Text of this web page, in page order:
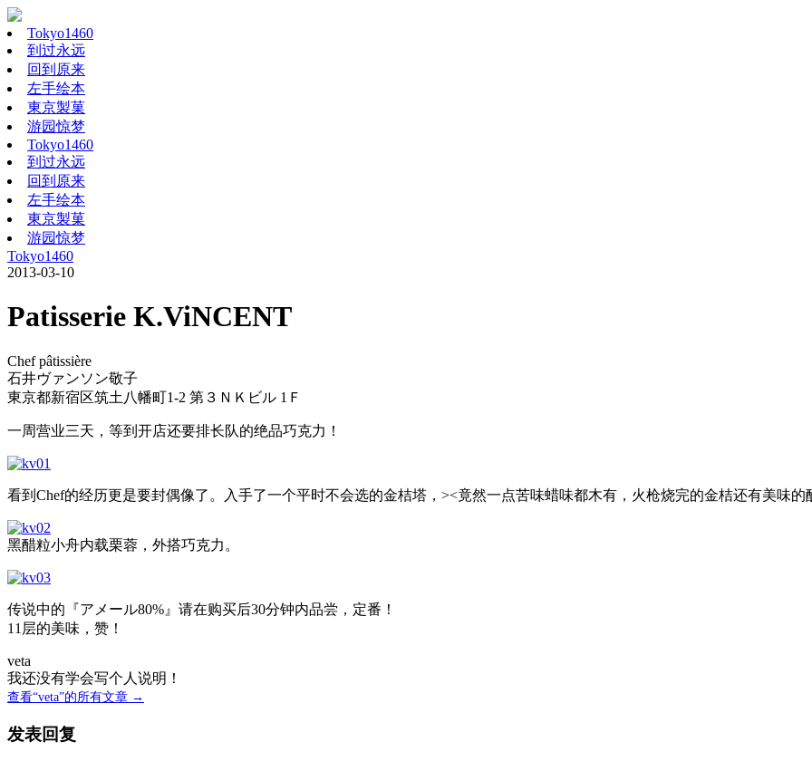
Tokyo1460
到过永远
回到原来
左手绘本
東京製菓
游园惊梦
Tokyo1460
到过永远
回到原来
左手绘本
東京製菓
游园惊梦
Tokyo1460
2013-03-10
Patisserie K.ViNCENT
Chef pâtissière
石井ヴァンソン敬子
東京都新宿区筑土八幡町1-2 第３ＮＫビル 1Ｆ
一周营业三天，等到开店还要排长队的绝品巧克力！
看到Chef的经历更是要封偶像了。入手了一个平时不会选的金桔塔，><竟然一点苦味蜡味都木有，火枪烧完的金桔还有美味的
黑醋粒小舟内载栗蓉，外搭巧克力。
传说中的『アメール80%』请在购买后30分钟内品尝，定番！
11层的美味，赞！
veta
我还没有学会写个人说明！
查看“veta”的所有文章 →
发表回复